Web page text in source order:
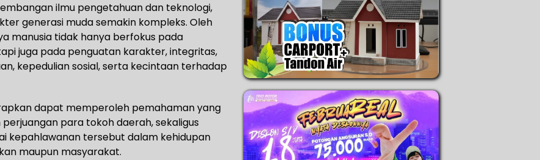
ilmu pengetahuan dan teknologi,
generasi muda semakin kompleks. Oleh
manusia tidak hanya berfokus pada
juga pada penguatan karakter, integritas,
kepedulian sosial, serta kecintaan terhadap
dapat memperoleh pemahaman yang
para tokoh daerah, sekaligus
kepahlawanan tersebut dalam kehidupan
maupun masyarakat.